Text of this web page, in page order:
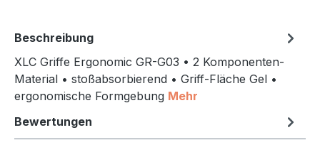
Beschreibung
XLC Griffe Ergonomic GR-G03 • 2 Komponenten-
Material • stoßabsorbierend • Griff-Fläche Gel •
ergonomische Formgebung Mehr
Bewertungen